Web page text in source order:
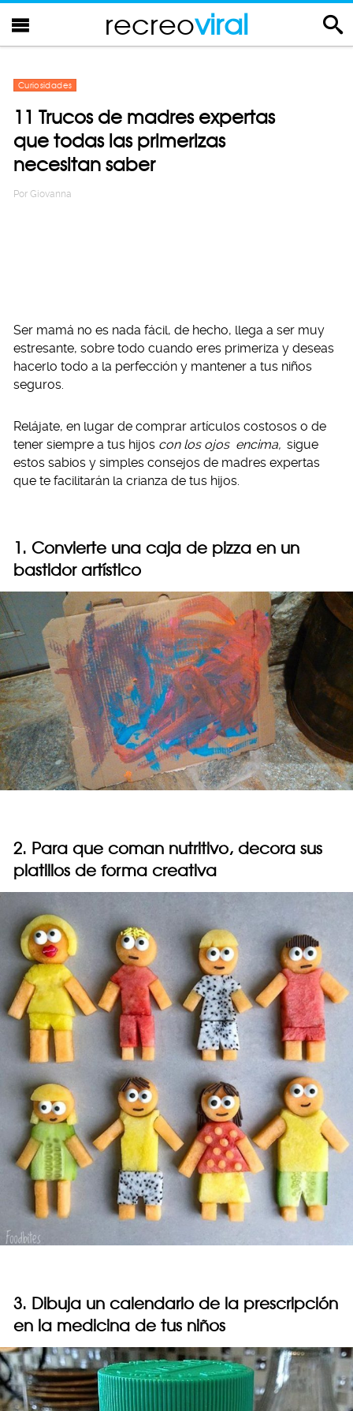
recreoviral
Curiosidades
11 Trucos de madres expertas
que todas las primerizas
necesitan saber
Por Giovanna
Ser mamá no es nada fácil, de hecho, llega a ser muy
estresante, sobre todo cuando eres primeriza y deseas
hacerlo todo a la perfección y mantener a tus niños
seguros.
Relájate, en lugar de comprar artículos costosos o de
tener siempre a tus hijos con los ojos encima, sigue
estos sabios y simples consejos de madres expertas
que te facilitarán la crianza de tus hijos.
1. Convierte una caja de pizza en un
bastidor artístico
2. Para que coman nutritivo, decora sus
platillos de forma creativa
3. Dibuja un calendario de la prescripción
en la medicina de tus niños